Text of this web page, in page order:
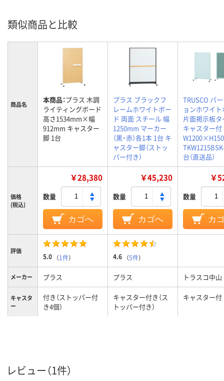
類似商品と比較
商品名 本商品：プラス 木調
ライティングボード
高さ1534mm×幅
912mm キャスター
脚 1台
プラス ブラックフ
レームホワイトボー
ド 両面 スチール 幅
1250mm マーカー
（黒・赤）各1本 1台 キ
ャスター脚（ストッ
パー付き）
TRUSCO パ
ョンホワイ
片面掲示板タ
キャスター付
台（直送品）
価格
(税込)
￥28,380
数量
カゴへ
￥45,230
数量
カゴへ
￥
数量
カ
評価
5.0 （1件） 4.6 （5件）
メーカー プラス プラス トラスコ中山
キャスタ
ー
付き（ストッパー付
き4個）
キャスター付き（ス
トッパー付き）
キャスター付
ボード面
数
レビュー（1件）